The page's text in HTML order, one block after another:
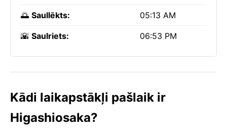
🌅 Saullēkts: 05:13 AM
🌇 Saulriets: 06:53 PM
Kādi laikapstākļi pašlaik ir
Higashiosaka?